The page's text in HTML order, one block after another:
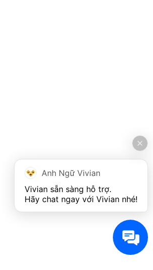
Anh Ngữ Vivian
Vivian sẵn sàng hỗ trợ.
Hãy chat ngay với Vivian nhé!